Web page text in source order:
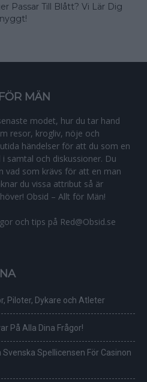
Passar Till Blått? Vi Lär Dig
MÄN
modet, hur du tar hand
resor, krogliv, nöje och
händelser för att du som en
samtal och diskussioner. Du
vad som krävs för att en man
du vissa attribut så är
Obsid – Allt för Män!
och tips på Red@Obsid.se
Piloter, Dykare och Atleter
På Alla Dina Frågor!
Spellicensen För Casinon